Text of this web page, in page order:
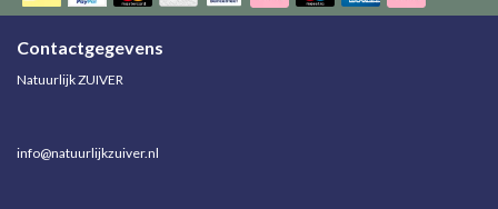
Contactgegevens
Natuurlijk ZUIVER
info@natuurlijkzuiver.nl